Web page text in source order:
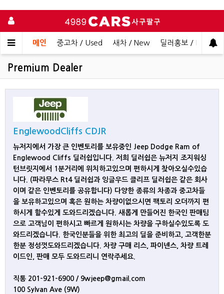
메인 중고차 / Used 새차 / New 딜러홍보 / Dealer
Premium Dealer
EnglewoodCliffs CDJR
뉴저지에서 가장 큰 인벤토리를 보유중인 Jeep Dodge Ram of
Englewood Cliffs 딜러쉽입니다. 저희 딜러쉽은 뉴저지 조지워싱
턴브릿지에서 1분거리에 위치하고있으며 편하시게 찾아오실수있습
니다. (파라무스 Rt4 딜러쉽과 잉글우드 클리프 딜러쉽은 같은 회사
이며 같은 인벤토리를 공유합니다) 다양한 종류의 차종과 중고차들
을 보유하고있으며 혹은 원하는 차량이없으시면 팩토리 오더까지 편
하시게 할수있게 도와드리겠습니다. 새롭게 만들어진 한국인 판매팀
으로 고객님이 편하시고 빠르게 원하시는 차량을 구하실수있도록 도
와드리겠습니다. 한국인분들을 위한 최고의 딜을 준비하고, 고객한분
한분 정성껏도와드리겠습니다. 차량 구매 리스, 파이넨스, 차량 트레
이드인, 판매 모두 도와드리니 연락주세요.
직통 201-921-6900 / 9wjeep@gmail.com
100 Sylvan Ave (9W)